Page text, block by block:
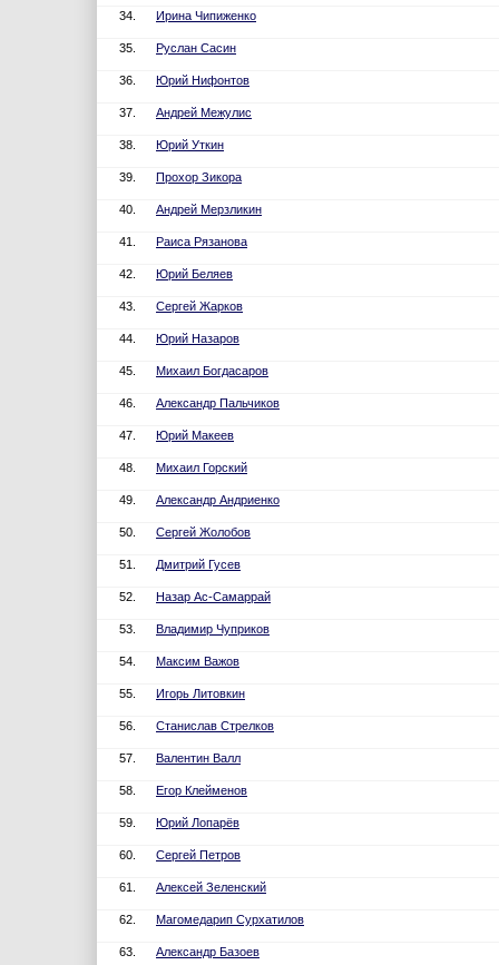
34. Ирина Чипиженко
35. Руслан Сасин
36. Юрий Нифонтов
37. Андрей Межулис
38. Юрий Уткин
39. Прохор Зикора
40. Андрей Мерзликин
41. Раиса Рязанова
42. Юрий Беляев
43. Сергей Жарков
44. Юрий Назаров
45. Михаил Богдасаров
46. Александр Пальчиков
47. Юрий Макеев
48. Михаил Горский
49. Александр Андриенко
50. Сергей Жолобов
51. Дмитрий Гусев
52. Назар Ас-Самаррай
53. Владимир Чуприков
54. Максим Важов
55. Игорь Литовкин
56. Станислав Стрелков
57. Валентин Валл
58. Егор Клейменов
59. Юрий Лопарёв
60. Сергей Петров
61. Алексей Зеленский
62. Магомедарип Сурхатилов
63. Александр Базоев